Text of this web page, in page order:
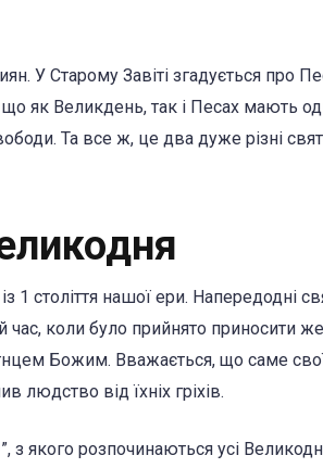
У Старому Завіті згадується про
що як Великдень, так і Песах мають
Та все ж, це два дуже різні
1 століття нашої ери. Напередодні
час, коли було прийнято приносити
Божим. Вважається, що саме
людство від їхніх гріхів.
з якого розпочинаються усі